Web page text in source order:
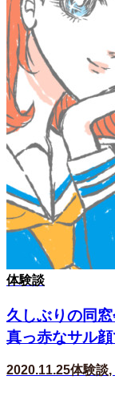
体験談
久しぶりの同
真っ赤なサル
2020.11.25体験談,